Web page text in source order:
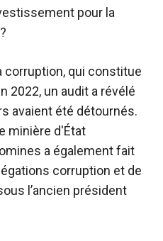
pour la
corruption, qui constitue
2022, un audit a révélé
avaient été détournés.
minière d'État
a également fait
corruption et de
l’ancien président